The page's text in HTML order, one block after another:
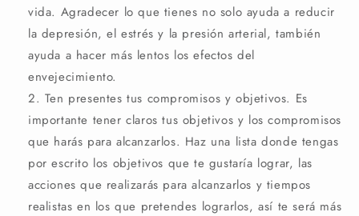
vida. Agradecer lo que tienes no solo ayuda a reducir
la depresión, el estrés y la presión arterial, también
ayuda a hacer más lentos los efectos del
envejecimiento.
Ten presentes tus compromisos y objetivos. Es
importante tener claros tus objetivos y los compromisos
que harás para alcanzarlos. Haz una lista donde tengas
por escrito los objetivos que te gustaría lograr, las
acciones que realizarás para alcanzarlos y tiempos
realistas en los que pretendes lograrlos, así te será más